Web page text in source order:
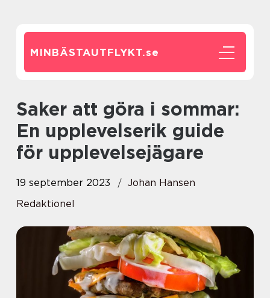
MINBÄSTAUTFLYKT.se
Saker att göra i sommar:
En upplevelserik guide
för upplevelsejägare
19 september 2023
Johan Hansen
Redaktionel